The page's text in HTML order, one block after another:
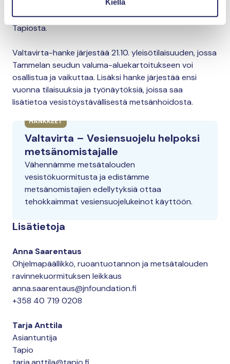
Lisätietoja
Anna Saarentaus
Ohjelmapäällikkö, ruoantuotannon ja metsätalouden
ravinnekuormituksen leikkaus
anna.saarentaus@jnfoundation.fi
+358 40 719 0208
Tarja Anttila
Asiantuntija
Tapio
metsätalouden harjoittamista, eikä yhteydenotto vielä
sido toimenpiteisiin”, kertoo asiantuntijaTarja Anttila
Tapiosta.
Valtavirta-hanke järjestää 21.10. yleisötilaisuuden, jossa
Tammelan seudun valuma-aluekartoitukseen voi
osallistua ja vaikuttaa. Lisäksi hanke järjestää ensi
vuonna tilaisuuksia ja työnäytöksiä, joissa saa
lisätietoa vesistöystävällisestä metsänhoidosta.
HANKKEET
Valtavirta – Vesiensuojelu helpoksi
metsänomistajalle
Vähennämme metsätalouden
vesistökuormitusta ja edistämme
metsänomistajien edellytyksiä ottaa
tehokkaimmat vesiensuojelukeinot käyttöön.